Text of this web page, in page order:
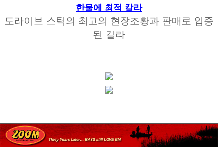
한물에 최적 칼라
도라이브 스틱의 최고의 현장조황과 판매로 입증
된 칼라